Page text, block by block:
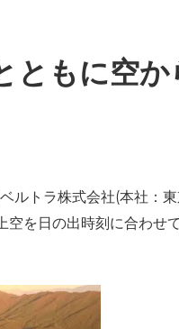
ともに空か
ルトラ株式会社(本社：
を日の出時刻に合わせ